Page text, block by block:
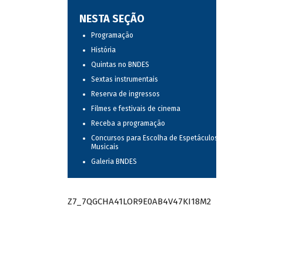
NESTA SEÇÃO
Programação
História
Quintas no BNDES
Sextas instrumentais
Reserva de ingressos
Filmes e festivais de cinema
Receba a programação
Concursos para Escolha de Espetáculos
Musicais
Galeria BNDES
Z7_7QGCHA41LOR9E0AB4V47KI18M2